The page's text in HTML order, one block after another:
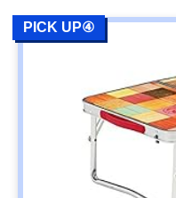
PICK UP④